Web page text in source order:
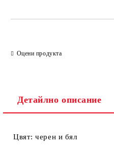
Оцени продукта
Детайлно описание
Цвят: черен и бял